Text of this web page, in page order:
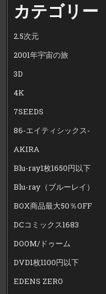
カテゴリー
2.5次元
2001年宇宙の旅
3D
4K
7SEEDS
86-エイティシックス-
AKIRA
Blu-ray1枚1650円以下
Blu-ray（ブルーレイ）
BOX商品最大50％OFF
DCコミックス1683
DOOM/ドゥーム
DVD1枚1100円以下
EDENS ZERO